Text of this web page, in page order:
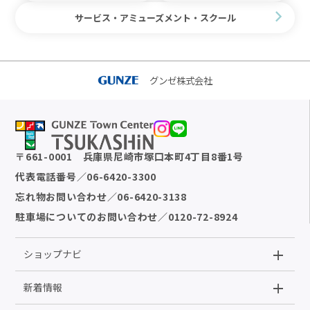
サービス・アミューズメント・スクール
グンゼ株式会社
〒 661-0001
兵庫県尼崎市塚口本町4丁目8番1号
代表電話番号 ／06-6420-3300
忘れ物お問い合わせ／06-6420-3138
駐車場についてのお問い合わせ／0120-72-8924
ショップナビ
新着情報